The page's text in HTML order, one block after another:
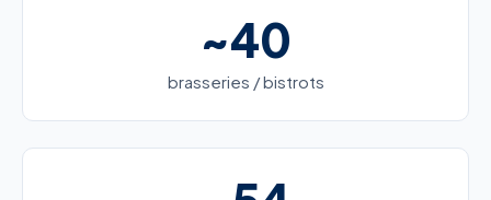
~40
brasseries / bistrots